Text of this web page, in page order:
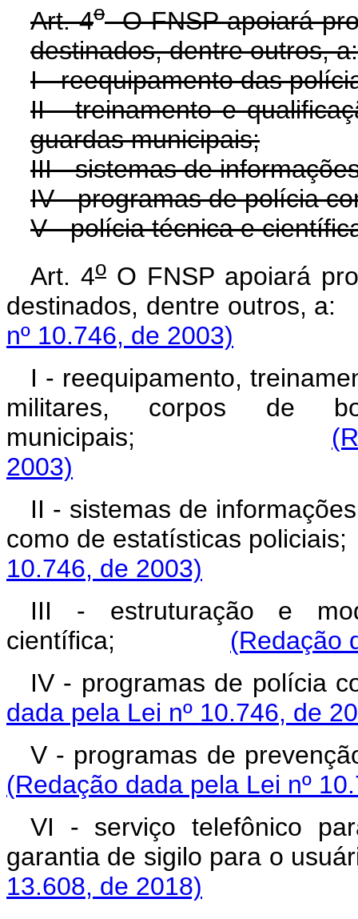
Art. 4oO FNSP apoiará
destinados, dentre outros, a:
I - reequipamento das
II - treinamento e
guardas municipais;
III - sistemas de
IV - programas de polícia
V - polícia técnica e
Art. 4o O FNSP apoiará
destinados, dentre
nº 10.746, de 2003)
I - reequipamento,
militares, corpos de
municipais;
2003)
II - sistemas de
como de estatísticas
10.746, de 2003)
III - estruturação e
científica; (Redação
IV - programas de
dada pela Lei nº 10.746, de
V - programas de
(Redação dada pela Lei nº
VI - serviço telefônico
garantia de sigilo
13.608, de 2018)